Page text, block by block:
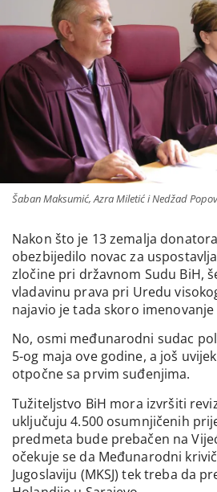
Šaban Maksumić, Azra Miletić i Nedžad
Nakon što je 13 zemalja
obezbijedilo novac za
zločine pri državnom Sudu BiH,
vladavinu prava pri Uredu
najavio je tada skoro imenovanje
No, osmi međunarodni sudac
5-og maja ove godine, a još
otpočne sa prvim suđenjima.
Tužiteljstvo BiH mora izvršiti
uključuju 4.500 osumnjičenih
predmeta bude prebačen na
očekuje se da Međunarodni
Jugoslaviju (MKSJ) tek treba da